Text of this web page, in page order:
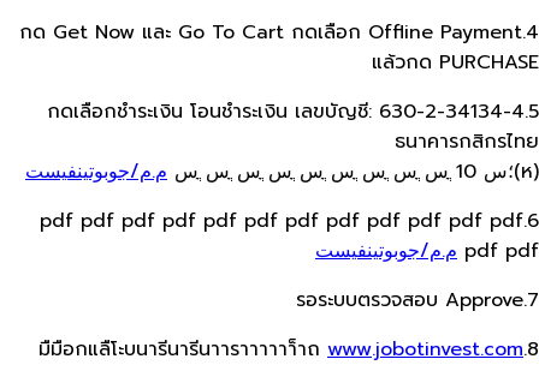
4.กด Get Now และ Go To Cart กดเลือก​ Offline Payment
แล้วกด​ PURCHASE
5.กดเลือกชำระเงิน โอนชำระเงิน เลขบัญชี: 630-2-34134-4
ธนาคารกสิกรไทย
(ห)؛س 10 ֳس ֳس ֳس ֳس ֳس ֳس ֳس ֳس ֳس
م.م/جوبوتينفيست
6.pdf pdf pdf pdf pdf pdf pdf pdf pdf pdf pdf pdf
pdf pdf م.م/جوبوتينفيست
7.รอระบบตรวจสอบ Approve
8.มืมือกแลืโะบนารีนารีนาาราาาาาา็าถ
www.jobotinvest.com